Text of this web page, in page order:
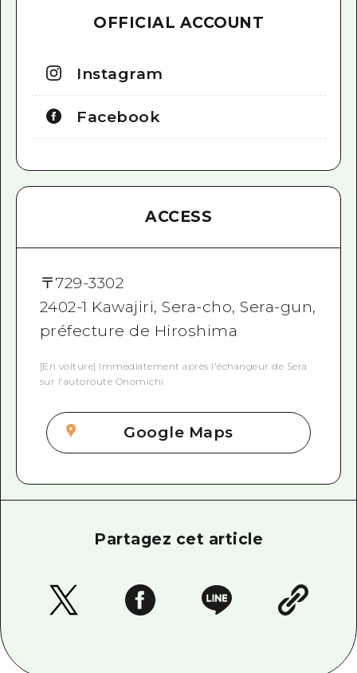
OFFICIAL ACCOUNT
Instagram
Facebook
ACCESS
〒729-3302
2402-1 Kawajiri, Sera-cho, Sera-gun,
préfecture de Hiroshima
[En voiture] Immédiatement après l'échangeur de Sera
sur l'autoroute Onomichi
Google Maps
Partagez cet article